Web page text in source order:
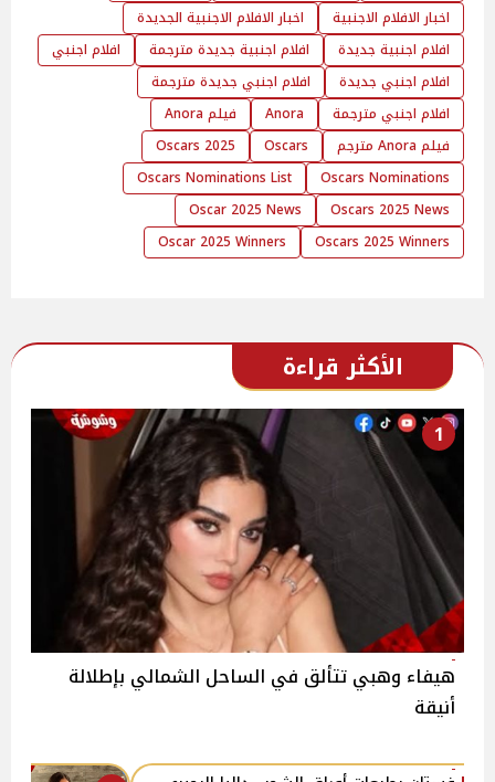
اخبار الافلام الاجنبية
اخبار الافلام الاجنبية الجديدة
افلام اجنبية جديدة
افلام اجنبية جديدة مترجمة
افلام اجنبي
افلام اجنبي جديدة
افلام اجنبي جديدة مترجمة
افلام اجنبي مترجمة
Anora
فيلم Anora
فيلم Anora مترجم
Oscars
Oscars 2025
Oscars Nominations
Oscars Nominations List
Oscars 2025 News
Oscar 2025 News
Oscars 2025 Winners
Oscar 2025 Winners
الأكثر قراءة
1
هيفاء وهبي تتألق في الساحل الشمالي بإطلالة
أنيقة